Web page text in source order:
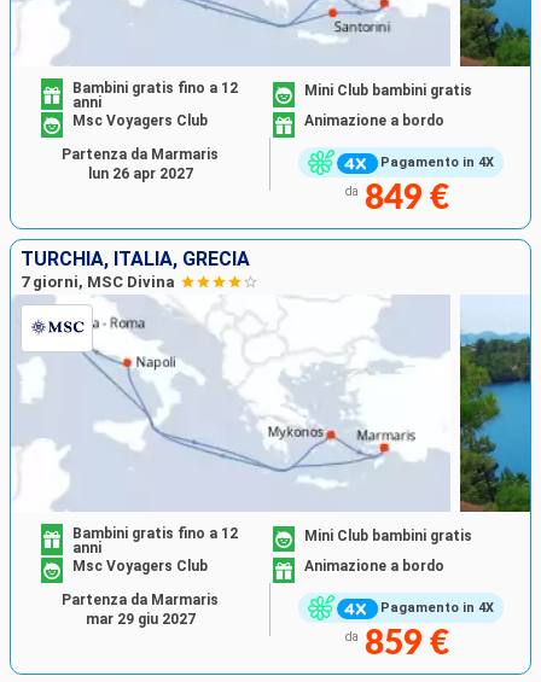
Pagamento in 4X
Bambini gratis fino a 12
anni
Mini Club bambini gratis
Msc Voyagers Club
Animazione a bordo
da 849 €
Partenza da Marmaris
lun 26 apr 2027
TURCHIA, ITALIA, GRECIA
7 giorni, MSC Divina
Pagamento in 4X
Bambini gratis fino a 12
anni
Mini Club bambini gratis
Msc Voyagers Club
Animazione a bordo
da 859 €
Partenza da Marmaris
mar 29 giu 2027